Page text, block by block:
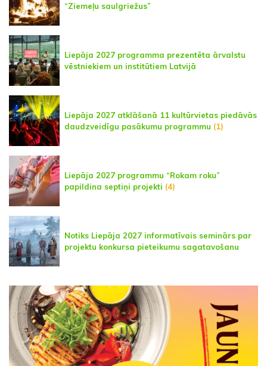
“Ziemeļu saulgriežus”
Liepāja 2027 programma prezentēta ārvalstu
vēstniekiem un institūtiem Latvijā
Liepāja 2027 atklāšanā 11 kultūrvietas piedāvās
daudzveidīgu pasākumu programmu (1)
Liepāja 2027 programmu “Rokam roku”
papildina septiņi projekti (4)
Notiks Liepāja 2027 informatīvais seminārs par
projektu konkursa pieteikumu sagatavošanu